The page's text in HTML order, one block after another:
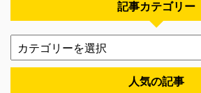
記事カテゴリー
人気の記事